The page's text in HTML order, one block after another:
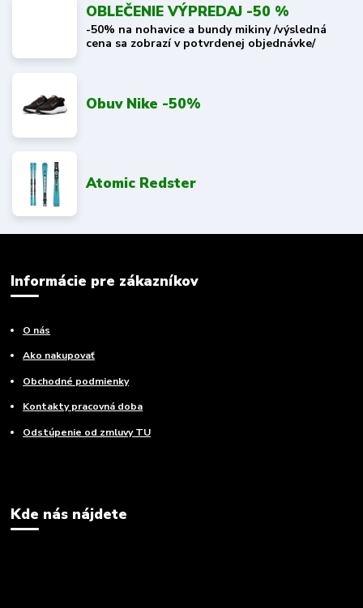
OBLEČENIE VÝPREDAJ -50 %
-50% na nohavice a bundy mikiny /výsledná
cena sa zobrazí v potvrdenej objednávke/
Obuv Nike -50%
Atomic Redster
Informácie pre zákazníkov
O nás
Ako nakupovať
Obchodné podmienky
Kontakty pracovná doba
Odstúpenie od zmluvy TU
Kde nás nájdete